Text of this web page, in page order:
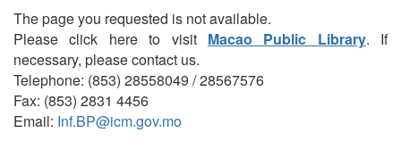
The page you requested is not available.
Please click here to visit Macao Public Library. If
necessary, please contact us.
Telephone: (853) 28558049 / 28567576
Fax: (853) 2831 4456
Email: Inf.BP@icm.gov.mo